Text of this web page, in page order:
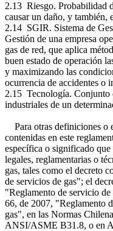
2.13 Riesgo. Probabilidad
causar un daño, y también,
2.14 SGIR. Sistema de
Gestión de una empresa
gas de red, que aplica
buen estado de operación
y maximizando las
ocurrencia de accidentes o
2.15 Tecnología. Conjunto
industriales de un
Para otras definiciones o
contenidas en este
específica o significado que
legales, reglamentarias o
gas, tales como el decreto
de servicios de gas"; el
"Reglamento de servicio
66, de 2007, "Reglamento
gas", en las Normas
ANSI/ASME B31.8, o en